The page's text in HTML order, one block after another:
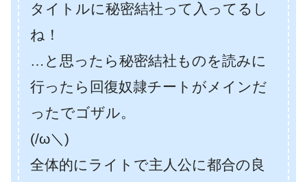
タイトルに秘密結社って入ってるし
ね！
…と思ったら秘密結社ものを読みに
行ったら回復奴隷チートがメインだ
ったでゴザル。
(/ω＼)
全体的にライトで主人公に都合の良